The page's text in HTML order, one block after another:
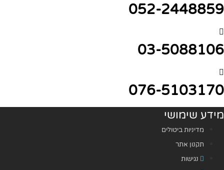
052-2448859
03-5088106
076-5103170
מידע שימושי
מדיניות ביטולים
תקנון אתר
נגישות